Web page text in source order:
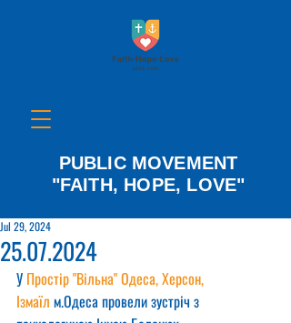
PUBLIC MOVEMENT
"FAITH, HOPE, LOVE"
25.07.2024
Jul 29, 2024
У Простір "Вільна" Одеса, Херсон,
Ізмаїл м.Одеса провели зустріч з